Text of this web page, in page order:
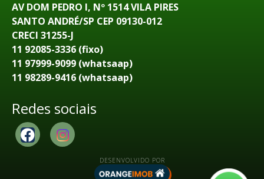
AV DOM PEDRO I, Nº 1514 VILA PIRES
SANTO ANDRÉ/SP CEP 09130-012
CRECI 31255-J
11 92085-3336 (fixo)
11 97999-9099 (whatsaap)
11 98289-9416 (whatsaap)
Redes sociais
DESENVOLVIDO POR